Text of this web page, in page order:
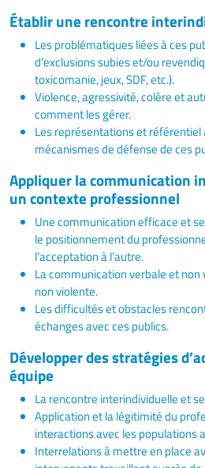
Établir une rencontre
Les problématiques liées à ces
d’exclusions subies et/ou
toxicomanie, jeux, SDF, etc.).
Violence, agressivité, colère et
comment les gérer.
Les représentations et référentiel
mécanismes de défense de ces
Appliquer la communication
un contexte professionnel
Une communication efficace et
le positionnement du
l’acceptation à l’autre.
La communication verbale et
non violente.
Les difficultés et obstacles
échanges avec ces publics.
Développer des stratégies
équipe
La rencontre interindividuelle et
Application et la légitimité du
interactions avec les populations
Interrelations à mettre en place